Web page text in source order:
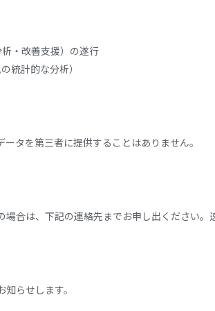
・改善支援）の遂行
統計的な分析）
タを第三者に提供することはありません。
合は、下記の連絡先までお申し出ください。
らせします。